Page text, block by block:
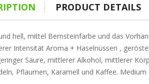
PRODUCT DETAILS
hell, mittel Bernsteinfarbe und das
Intensität Aroma + Haselnüssen ,
Säure, mittlerer Alkohol, mittlerer
Pflaumen, Karamell und Kaffee. Medium